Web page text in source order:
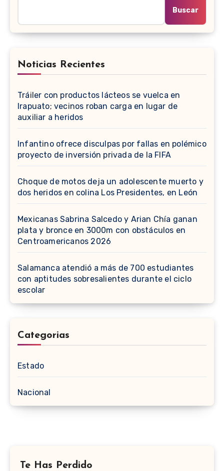
Buscar
Noticias Recientes
Tráiler con productos lácteos se vuelca en
Irapuato; vecinos roban carga en lugar de
auxiliar a heridos
Infantino ofrece disculpas por fallas en polémico
proyecto de inversión privada de la FIFA
Choque de motos deja un adolescente muerto y
dos heridos en colina Los Presidentes, en León
Mexicanas Sabrina Salcedo y Arian Chía ganan
plata y bronce en 3000m con obstáculos en
Centroamericanos 2026
Salamanca atendió a más de 700 estudiantes
con aptitudes sobresalientes durante el ciclo
escolar
Categorias
Estado
Nacional
Te Has Perdido